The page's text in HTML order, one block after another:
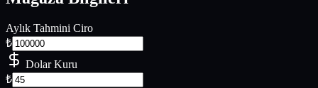
Aylık Tahmini Ciro
₺
Dolar Kuru
₺